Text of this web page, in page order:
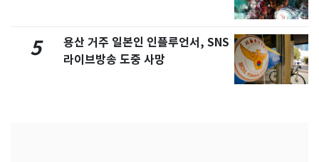
5
용산 거주 일본인 인플루언서, SNS
라이브방송 도중 사망